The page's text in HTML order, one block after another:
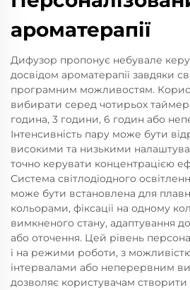
ароматерапії
Дифузор пропонує небувале
досвідом ароматерапії завдяки
програмним можливостям.
вибирати серед чотирьох
година, 3 години, 6 годин або
Інтенсивність пару може бути
високими та низькими
точно керувати концентрацією
Система світлодіодного
може бути встановлена для
кольорами, фіксації на одному
вимкненого стану, адаптування
або оточення. Цей рівень
і на режими роботи, з
інтервалами або неперервним
дозволяє користувачам